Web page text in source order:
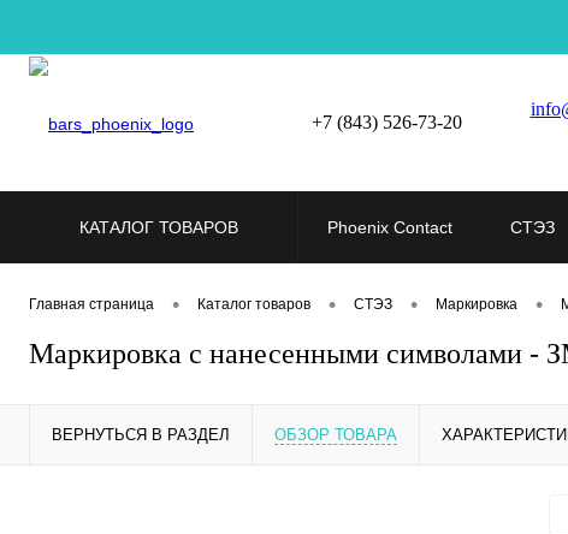
+7 (843) 526-73-20
КАТАЛОГ ТОВАРОВ Phoenix Contact СТЭЗ
Главная страница • Каталог товаров • СТЭЗ • Маркировка •
Маркировка с нанесенными символами -
ВЕРНУТЬСЯ В РАЗДЕЛ ОБЗОР ТОВАРА